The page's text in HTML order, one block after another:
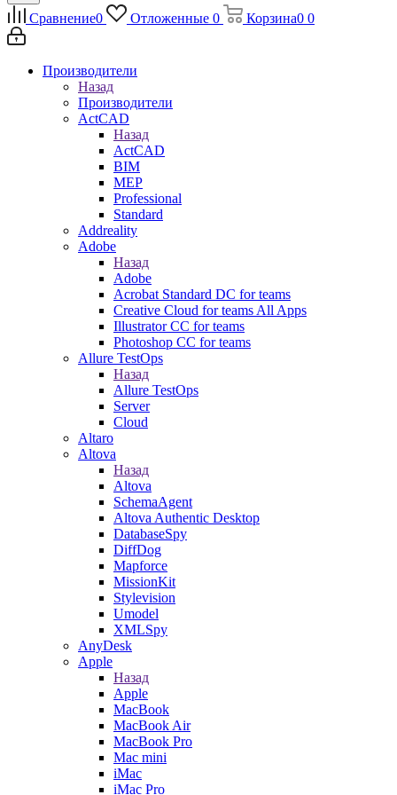
Сравнение0 Отложенные 0 Корзина0 0
Производители
Назад
Производители
ActCAD
Назад
ActCAD
BIM
MEP
Professional
Standard
Addreality
Adobe
Назад
Adobe
Acrobat Standard DC for teams
Creative Cloud for teams All Apps
Illustrator CC for teams
Photoshop CC for teams
Allure TestOps
Назад
Allure TestOps
Server
Cloud
Altaro
Altova
Назад
Altova
SchemaAgent
Altova Authentic Desktop
DatabaseSpy
DiffDog
Mapforce
MissionKit
Stylevision
Umodel
XMLSpy
AnyDesk
Apple
Назад
Apple
MacBook
MacBook Air
MacBook Pro
Mac mini
iMac
iMac Pro